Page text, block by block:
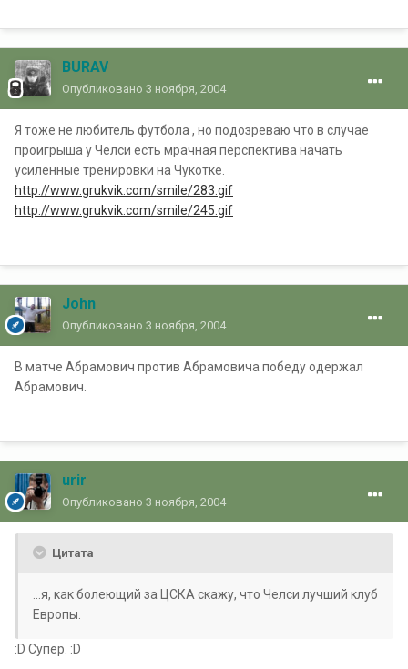
BURAV
Опубликовано 3 ноября, 2004
Я тоже не любитель футбола , но подозреваю что в случае
проигрыша у Челси есть мрачная перспектива начать
усиленные тренировки на Чукотке.
http://www.grukvik.com/smile/283.gif
http://www.grukvik.com/smile/245.gif
John
Опубликовано 3 ноября, 2004
В матче Абрамович против Абрамовича победу одержал
Абрамович.
urir
Опубликовано 3 ноября, 2004
Цитата
...я, как болеющий за ЦСКА скажу, что Челси лучший клуб
Европы.
:D Супер. :D